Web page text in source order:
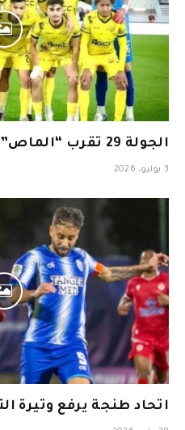
الجولة 29 تقرب “الماص” من اللقب
3 يوليو، 2026
اتحاد طنجة يرفع وتيرة